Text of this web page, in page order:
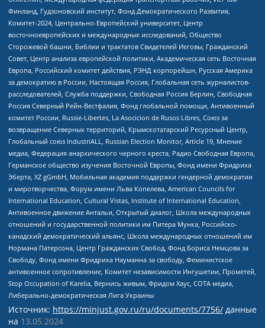
Финланд, Гудзоновский институт, Фонд Демократического Развития,
Комитет-2024, Центрально-Европейский университет, Центр
восточноевропейских и международных исследований, Общество
Сторожевой башни, Библии и трактатов Свидетелей Иеговы, Гражданский
Совет, Центр анализа европейской политики, Академическая сеть Восточная
Европа, Российский комитет действия, РЭНД корпорейшн, Русская Америка
за демократию в России, Настоящая Россия, Глобальная сеть журналистов-
расследователей, Служба поддержки, Свободная Россия Берлин, Свободная
Россия Северный Рейн-Вестфалия, Фонд глобальной помощи, Антивоенный
комитет России, Russie-Libertes, La Asocicion de Rusos Libres, Союз за
возвращение Северных территорий, Крымскотатарский Ресурсный Центр,
Глобальный союз IndustriALL, Russian Election Monitor, Article 19, Мнение
медиа, Федерация анархического черного креста, Радио Свободная Европа,
Германское общество изучения Восточной Европы, Фонд имени Фридриха
Эберта, XZ gGmbH, Мобильная академия поддержки гендерной демократии
и миротворчества, Форум имени Льва Копелева, American Councils for
International Education, Cultural Vistas, Institute of International Education,
Антивоенное движение Антальи, Открытый диалог, Школа международных
отношений и государственной политики им Питера Мунка, Российско-
канадский демократический альянс, Школа международных отношений им
Нормана Патерсона, Центр Гражданских Свобод, Фонд Бориса Немцова за
Свободу, Фонд имени Фридриха Науманна за свободу, Феминистское
антивоенное сопротивление, Комитет независимости Ингушетии, Прометей,
Stop Occupation of Karelia, Вернись живым, Фридом Хаус, СОТА медиа,
Либерально-демократическая Лига Украины
Источник: https://minjust.gov.ru/ru/documents/7756/ данные
на 13.05.2024